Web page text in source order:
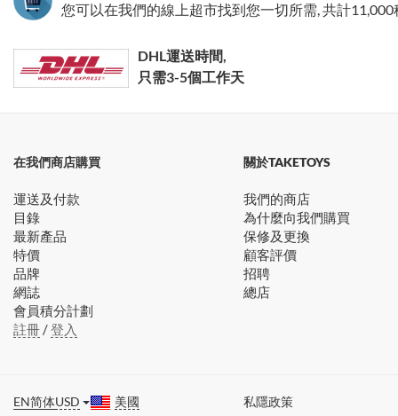
您可以在我們的線上超市找到您一切所需, 共計11,000
DHL運送時間,
只需3-5個工作天
在我們商店購買
運送及付款
目錄
最新產品
特價
品牌
網誌
會員積分計劃
註冊/登入
關於TAKETOYS
我們的商店
為什麼向我們購買
保修及更換
顧客評價
招聘
總店
EN简体USD 美國 私隱政策